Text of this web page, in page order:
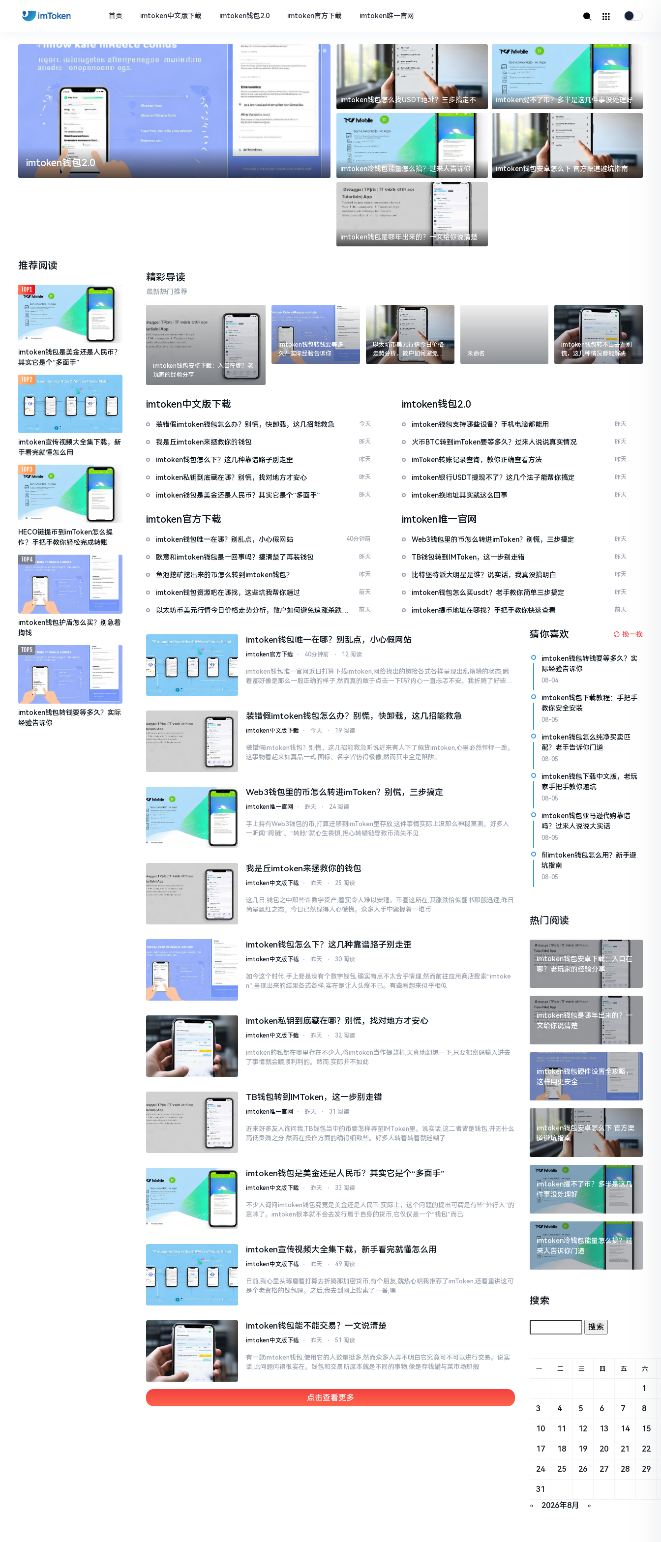
首页 imtoken中文版下载 imtoken钱包2.0 imtoken官方下载 imtoken唯一官网
imtoken钱包2.0 imtoken官方下载
imtoken钱包怎么找USDT地址？三步搞定不踩
坑
imtoken提不了币？多半是这几件事没处理好
imtoken冷钱包能量怎么搞？过来人告诉你门
道
imtoken钱包安卓怎么下 官方渠道避坑指南
imtoken钱包是哪年出来的？一文给你说清楚
推荐阅读
imtoken钱包是美金还是人民币？
其实它是个“多面手”
TOP1
imtoken宣传视频大全集下载，新
手看完就懂怎么用
TOP2
HECO链提币到imToken怎么操
作？手把手教你轻松完成转账
TOP3
imtoken钱包护盾怎么买？别急着
掏钱
TOP4
imtoken钱包转钱要等多久？实际
经验告诉你
TOP5
精彩导读
最新热门推荐
imtoken钱包安卓下载：入口在哪？老
玩家的经验分享
imtoken钱包转钱要等多
久？实际经验告诉你
以太坊币美元行情今日价格
走势分析，散户如何避免追
涨杀跌被套牢
未命名
imtoken钱包转不出去？别
慌，这几种情况都能解决
imtoken中文版下载
装错假imtoken钱包怎么办？别慌，快卸载，这几招能救急 今天
我是丘imtoken来拯救你的钱包 昨天
imtoken钱包怎么下？这几种靠谱路子别走歪 昨天
imtoken私钥到底藏在哪？别慌，找对地方才安心 昨天
imtoken钱包是美金还是人民币？其实它是个“多面手” 昨天
imtoken钱包2.0
imtoken钱包支持哪些设备？手机电脑都能用 昨天
火币BTC转到imToken要等多久？过来人说说真实情况 昨天
imToken转账记录查询，教你正确查看方法 昨天
imtoken银行USDT提现不了？这几个法子能帮你搞定 昨天
imtoken换地址其实就这么回事 昨天
imtoken官方下载
imtoken钱包唯一在哪？别乱点，小心假网站 40分钟前
欧意和imtoken钱包是一回事吗？搞清楚了再装钱包 昨天
鱼池挖矿挖出来的币怎么转到imtoken钱包？ 昨天
imtoken钱包资源吧在哪找，这些坑我帮你趟过 前天
以太坊币美元行情今日价格走势分析，散户如何避免追涨杀跌被
前天
imtoken唯一官网
Web3钱包里的币怎么转进imToken？别慌，三步搞定 昨天
TB钱包转到IMToken，这一步别走错 昨天
比特堡特派大明星是谁？说实话，我真没搞明白 昨天
imtoken钱包怎么买usdt？老手教你简单三步搞定 昨天
imtoken提币地址在哪找？手把手教你快速查看 前天
imtoken钱包唯一在哪？别乱点，小心假网站
imtoken官方下载 ⋅ 40分钟前 ⋅ 12 阅读
imtoken钱包唯一官网近日打算下载imtoken,网络找出的链接各式各样呈现出乱糟糟的状态,瞅
着都好像是那么一股正确的样子,然而真的敢于点击一下吗?内心一直忐忑不安。我折腾了好些日
装错假imtoken钱包怎么办？别慌，快卸载，这几招能救急
imtoken中文版下载 ⋅ 今天 ⋅ 19 阅读
装错假imtoken钱包？别慌，这几招能救急听说近来有人下了假货imtoken,心里必然怦怦一跳。
这事物看起来如真品一式,图标、名字皆仿得极像,然而其中全是陷阱。
Web3钱包里的币怎么转进imToken？别慌，三步搞定
imtoken唯一官网 ⋅ 昨天 ⋅ 24 阅读
手上持有Web3钱包的币,打算迁移到imToken里存放,这件事情实际上没那么神秘莫测。好多人
一听闻“跨链”、“转账”就心生畏惧,担心转错链导致币消失不见
我是丘imtoken来拯救你的钱包
imtoken中文版下载 ⋅ 昨天 ⋅ 25 阅读
这几日,钱包之中那些许数字资产,着实令人难以安睡。币圈这所在,其涨跌恰似翻书那般迅速,昨日
尚呈飘红之态，今日已然绿得人心慌慌。众多人手中紧握着一堆币
imtoken钱包怎么下？这几种靠谱路子别走歪
imtoken中文版下载 ⋅ 昨天 ⋅ 30 阅读
如今这个时代,手上要是没有个数字钱包,确实有点不太合乎情理,然而前往应用商店搜索“imtoke
n”,呈现出来的结果各式各样,实在是让人头疼不已。有些看起来似乎相似
imtoken私钥到底藏在哪？别慌，找对地方才安心
imtoken中文版下载 ⋅ 昨天 ⋅ 32 阅读
imtoken的私钥在哪里存在不少人,将imtoken当作提款机,天真地幻想一下,只要把密码输入进去
了事情就会顺顺利利的。然而,实际并不如此
TB钱包转到IMToken，这一步别走错
imtoken唯一官网 ⋅ 昨天 ⋅ 31 阅读
近来好多友人询问我,TB钱包当中的币要怎样弄至IMToken里。说实话,这二者皆是钱包,并无什么
高低贵贱之分,然而在操作方面的确得细致些。好多人转着转着就迷糊了
imtoken钱包是美金还是人民币？其实它是个“多面手”
imtoken中文版下载 ⋅ 昨天 ⋅ 33 阅读
不少人询问imtoken钱包究竟是美金还是人民币,实际上，这个问题的提出可谓是有些“外行人”的
意味了。imtoken根本就不会去发行属于自身的货币,它仅仅是一个“钱包”而已
imtoken宣传视频大全集下载，新手看完就懂怎么用
imtoken中文版下载 ⋅ 昨天 ⋅ 49 阅读
日前,我心里头琢磨着打算去折腾那加密货币,有个朋友,就热心给我推荐了imToken,还着重讲这可
是个老资格的钱包哩。之后,我去到网上搜索了一番,嘿
imtoken钱包能不能交易？一文说清楚
imtoken中文版下载 ⋅ 昨天 ⋅ 51 阅读
有一款imtoken钱包,使用它的人数量挺多,然而众多人弄不明白它究竟可不可以进行交易。说实
话,此问题问得很实在。钱包和交易所原本就是不同的事物,像是存钱罐与菜市场那般
点击查看更多
猜你喜欢 换一换
imtoken钱包转钱要等多久？实
际经验告诉你
08-04
imtoken钱包下载教程：手把手
教你安全安装
08-05
imtoken钱包怎么纯净买卖匹
配？老手告诉你门道
08-05
imtoken钱包下载中文版，老玩
家手把手教你避坑
08-05
imtoken钱包亚马逊代购靠谱
吗？过来人说说大实话
08-05
filimtoken钱包怎么用？新手避
坑指南
08-05
热门阅读
imtoken钱包安卓下载：入口在
哪？老玩家的经验分享
imtoken钱包是哪年出来的？一
文给你说清楚
imtoken钱包硬件设置全攻略，
这样用更安全
imtoken钱包安卓怎么下 官方渠
道避坑指南
imtoken提不了币？多半是这几
件事没处理好
imtoken冷钱包能量怎么搞？过
来人告诉你门道
搜索
« 2026年8月 »
一 二 三 四 五 六
1
3 4 5 6 7 8
10 11 12 13 14 15
17 18 19 20 21 22
24 25 26 27 28 29
31